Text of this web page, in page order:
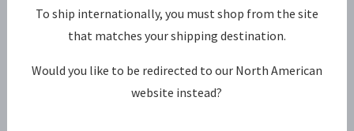
To ship internationally, you must shop from the site
that matches your shipping destination.
Would you like to be redirected to our North American
website instead?